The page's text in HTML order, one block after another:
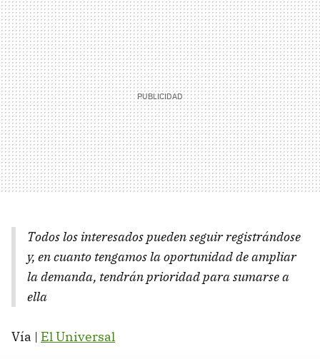
Todos los interesados pueden seguir registrándose
y, en cuanto tengamos la oportunidad de ampliar
la demanda, tendrán prioridad para sumarse a
ella
Vía | El Universal